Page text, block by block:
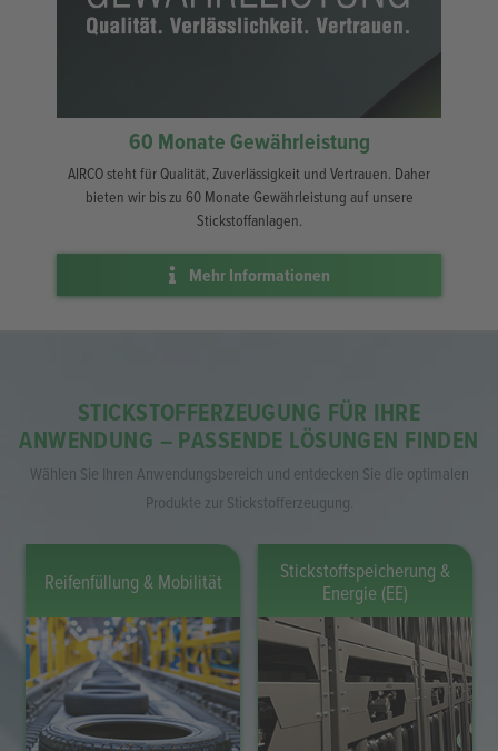
60 Monate Gewährleistung
AIRCO steht für Qualität, Zuverlässigkeit und Vertrauen. Daher
bieten wir bis zu 60 Monate Gewährleistung auf unsere
Stickstoffanlagen.
Mehr Informationen
STICKSTOFFERZEUGUNG FÜR IHRE
ANWENDUNG – PASSENDE LÖSUNGEN FINDEN
Wählen Sie Ihren Anwendungsbereich und entdecken Sie die optimalen
Produkte zur Stickstofferzeugung.
Laserschneiden Elektronik & Löten